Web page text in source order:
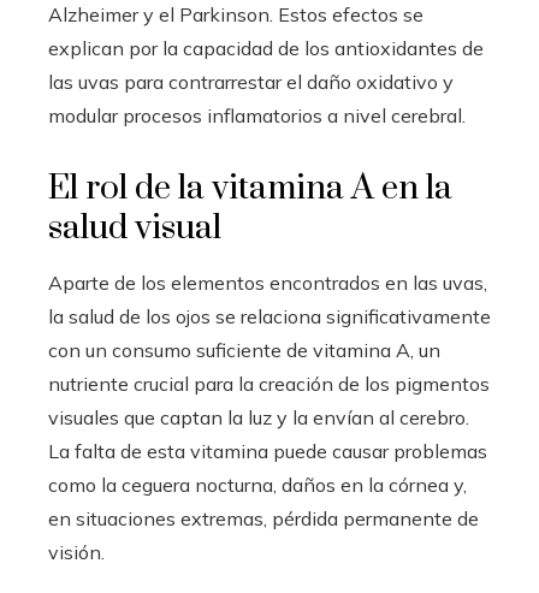
Alzheimer y el Parkinson. Estos efectos se
explican por la capacidad de los antioxidantes de
las uvas para contrarrestar el daño oxidativo y
modular procesos inflamatorios a nivel cerebral.
El rol de la vitamina A en la
salud visual
Aparte de los elementos encontrados en las uvas,
la salud de los ojos se relaciona significativamente
con un consumo suficiente de vitamina A, un
nutriente crucial para la creación de los pigmentos
visuales que captan la luz y la envían al cerebro.
La falta de esta vitamina puede causar problemas
como la ceguera nocturna, daños en la córnea y,
en situaciones extremas, pérdida permanente de
visión.